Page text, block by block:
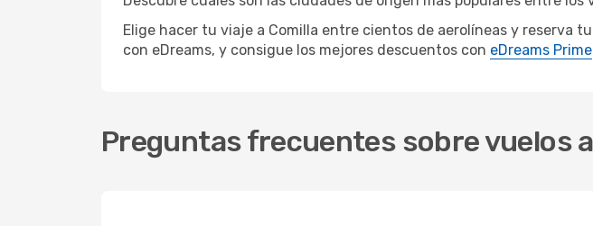
Elige hacer tu viaje a Comilla entre cientos de aerolíneas y reserva
con eDreams, y consigue los mejores descuentos con eDreams Prime
Preguntas frecuentes sobre vuelos